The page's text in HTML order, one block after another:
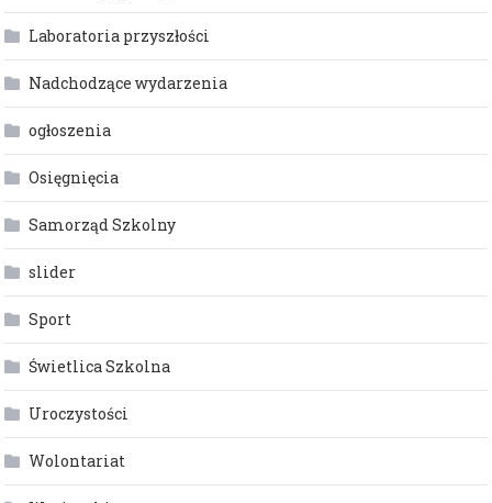
Laboratoria przyszłości
Nadchodzące wydarzenia
ogłoszenia
Osięgnięcia
Samorząd Szkolny
slider
Sport
Świetlica Szkolna
Uroczystości
Wolontariat